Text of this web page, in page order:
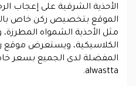
الأحذية الشرقية على إعجاب
الموقع بتخصيص ركن خاص
مثل الأحذية الشمواه المطرزة،
الكلاسيكية، ويستعرض موقع
المفضلة لدى الجميع بسعر
alwastta.